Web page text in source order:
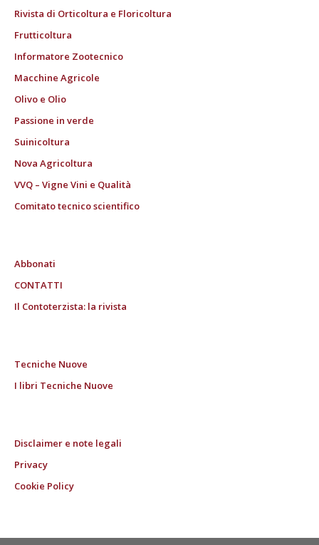
Rivista di Orticoltura e Floricoltura
Frutticoltura
Informatore Zootecnico
Macchine Agricole
Olivo e Olio
Passione in verde
Suinicoltura
Nova Agricoltura
VVQ – Vigne Vini e Qualità
Comitato tecnico scientifico
Abbonati
CONTATTI
Il Contoterzista: la rivista
Tecniche Nuove
I libri Tecniche Nuove
Disclaimer e note legali
Privacy
Cookie Policy